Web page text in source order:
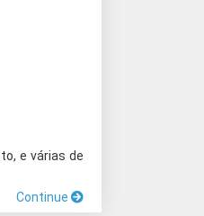
e várias de
Continue